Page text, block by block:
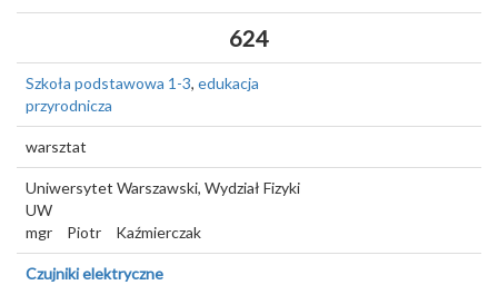
624
Szkoła podstawowa 1-3, edukacja
przyrodnicza
warsztat
Uniwersytet Warszawski, Wydział Fizyki
UW
mgr
Piotr Kaźmierczak
Czujniki elektryczne